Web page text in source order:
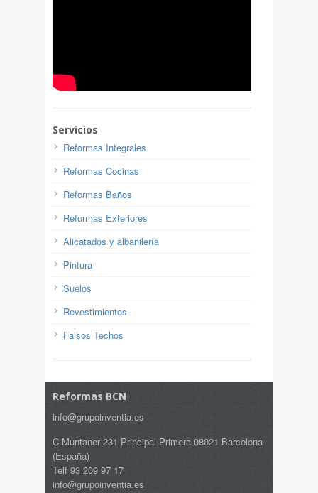
Servicios
Reformas Integrales
Reformas Cocinas
Reformas Baños
Reformas Exteriores
Alicatados y albañilería
Pintura
Suelos
Revestimientos
Falsos Techos
Reformas BCN
info@grupoinventia.es
C Muntaner 231 Principal Primera 08021 Barcelona
(España)
Telf 93 209 97 17
info@grupoinventia.es